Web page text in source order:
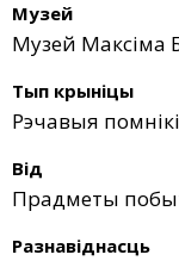
Музей
Музей Максіма
Тып крыніцы
Рэчавыя помнікі
Від
Прадметы
Разнавіднасць